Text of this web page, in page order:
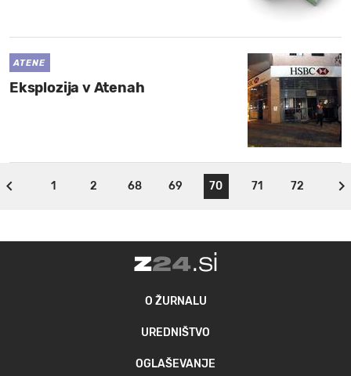
ATENE
Eksplozija v Atenah
1 2 68 69 70 71 72
O ŽURNALU
UREDNIŠTVO
OGLAŠEVANJE